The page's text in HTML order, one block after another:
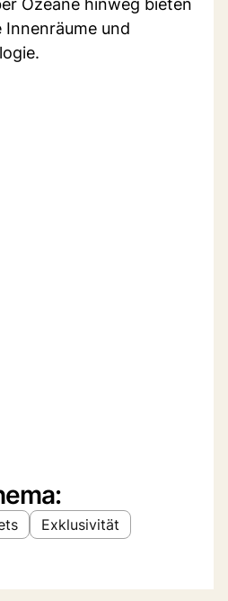
Ozeane hinweg bieten
Innenräume und
Exklusivität